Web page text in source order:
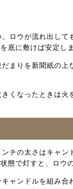
ロウが流れ出して
底に敷けば安定しま
まりを新聞紙の上
なったときは火
チの太さはキャン
態で灯すと、ロウ
ャンドルを組み合